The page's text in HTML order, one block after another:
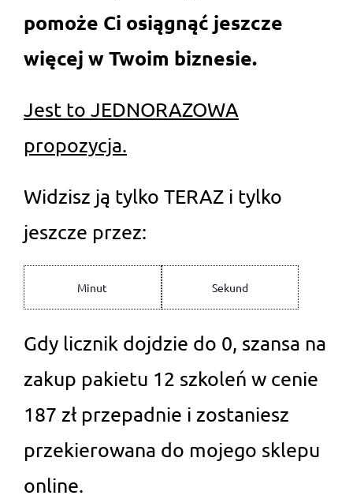
pomoże Ci osiągnąć jeszcze
więcej w Twoim biznesie.
Jest to JEDNORAZOWA
propozycja.
Widzisz ją tylko TERAZ i tylko
jeszcze przez:
Minut Sekund
Gdy licznik dojdzie do 0, szansa na
zakup pakietu 12 szkoleń w cenie
187 zł przepadnie i zostaniesz
przekierowana do mojego sklepu
online.